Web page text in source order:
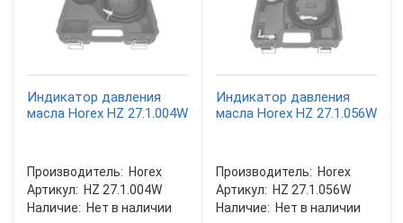
Индикатор давления
масла Horex HZ 27.1.004W
Производитель: Horex
Артикул: HZ 27.1.004W
Наличие: Нет в наличии
Индикатор давления
масла Horex HZ 27.1.056W
Производитель: Horex
Артикул: HZ 27.1.056W
Наличие: Нет в наличии